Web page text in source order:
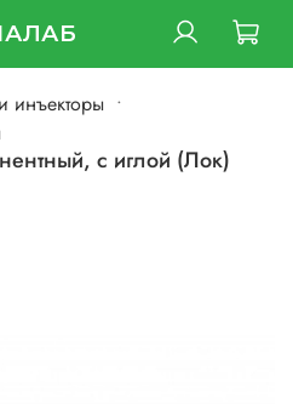
инъекторы
с иглой (Лок)